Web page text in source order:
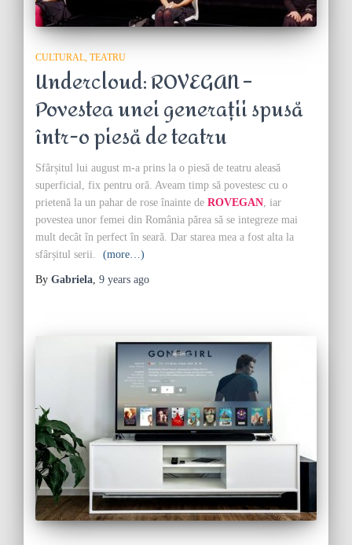
CULTURAL TEATRU
Undercloud: ROVEGAN –
Povestea unei generații spusă
într-o piesă de teatru
Sfârșitul lui august m-a prins la o piesă de teatru aleasă
superficial, fix pentru oră. Aveam timp să povestesc cu o
prietenă la un pahar de rose înainte de ROVEGAN, iar
povestea unor femei din România părea să se integreze mai
mult decât în perfect în seară. Dar starea mea a fost alta la
sfârșitul serii.
(more…)
By Gabriela, 9 years ago